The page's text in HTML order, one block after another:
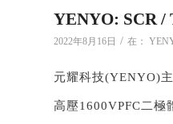
YENYO: SCR /
2022年8月16日 / 在：
元耀科技(YENYO)
高壓1600VPFC二極